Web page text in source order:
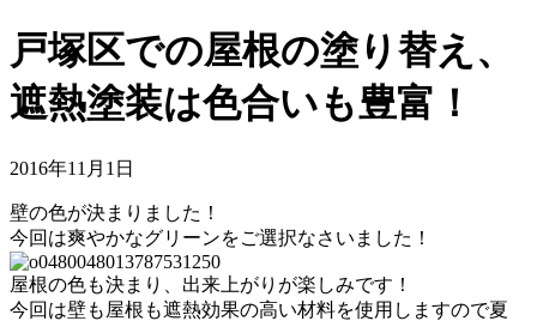
戸塚区での屋根の塗り替え、
遮熱塗装は色合いも豊富！
2016年11月1日
壁の色が決まりました！
今回は爽やかなグリーンをご選択なさいました！
屋根の色も決まり、出来上がりが楽しみです！
今回は壁も屋根も遮熱効果の高い材料を使用しますので夏